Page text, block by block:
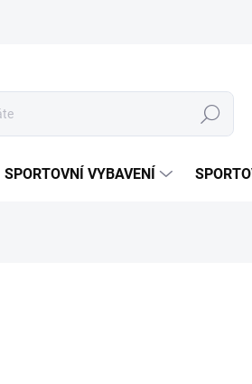
Hledat
SPORTOVNÍ VYBAVENÍ